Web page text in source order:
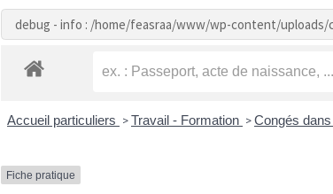
debug - info : /home/feasraa/www/wp-content/uploads/
Accueil particuliers >Travail - Formation >Congés
Fiche pratique